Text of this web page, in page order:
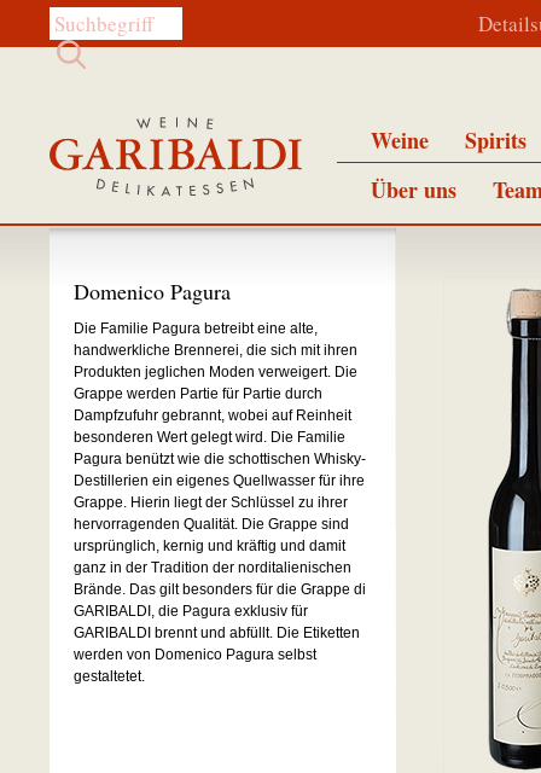
Diese Website durchsuchen:
Weine
Spirits
Über uns
Domenico Pagura
Die Familie Pagura betreibt eine alte,
handwerkliche Brennerei, die sich mit ihren
Produkten jeglichen Moden verweigert. Die
Grappe werden Partie für Partie durch
Dampfzufuhr gebrannt, wobei auf Reinheit
besonderen Wert gelegt wird. Die Familie
Pagura benützt wie die schottischen Whisky-
Destillerien ein eigenes Quellwasser für ihre
Grappe. Hierin liegt der Schlüssel zu ihrer
hervorragenden Qualität. Die Grappe sind
ursprünglich, kernig und kräftig und damit
ganz in der Tradition der norditalienischen
Brände. Das gilt besonders für die Grappe di
GARIBALDI, die Pagura exklusiv für
GARIBALDI brennt und abfüllt. Die Etiketten
werden von Domenico Pagura selbst
gestaltetet.